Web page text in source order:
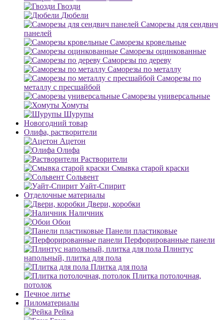
Гвозди
Дюбели
Саморезы для сендвич
панелей
Саморезы кровельные
Саморезы оцинкованные
Саморезы по дереву
Саморезы по металлу
Саморезы по
металлу с пресшайбой
Саморезы универсальные
Хомуты
Шурупы
Новогодний товар
Олифа, растворители
Ацетон
Олифа
Растворители
Смывка старой краски
Сольвент
Уайт-Спирит
Отделочные материалы
Двери, коробки
Наличник
Обои
Панели пластиковые
Перфорированные панели
Плинтус
напольный, плитка для пола
Плитка для пола
Плитка потолочная,
потолок
Печное литье
Пиломатериалы
Рейка